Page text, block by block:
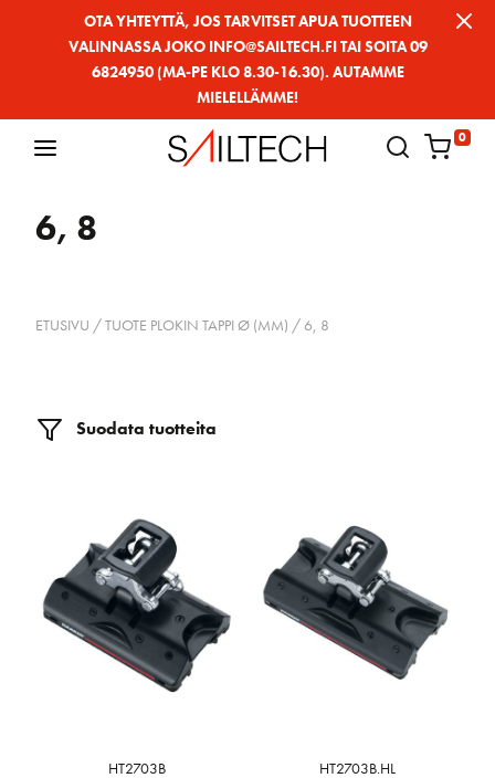
OTA YHTEYTTÄ, JOS TARVITSET APUA TUOTTEEN
VALINNASSA JOKO INFO@SAILTECH.FI TAI SOITA 09
6824950 (MA-PE KLO 8.30-16.30). AUTAMME
MIELELLÄMME!
0
6, 8
ETUSIVU / TUOTE PLOKIN TAPPI Ø (MM) / 6, 8
Suodata tuotteita
HT2703B HT2703B.HL